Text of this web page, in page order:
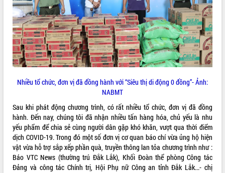
Hội nghị triển khai kết nối mạng
truyền số liệu chuyên dùng phục vụ cơ
quan Đảng, Nhà nước
Lễ phát động chuỗi hoạt động chung
tay làm sạch môi trường
Xã Ea Kar bước chuyển mình trong
mới
năm 2026
Hội thảo khoa học “Giải pháp thúc đẩy
phát triển nền kinh tế xanh tại tỉnh
Đắk Lắk”
Tăng cường giám sát, đôn đốc thực
hiện nhiệm vụ quản lý tài sản công
hàng tuần
Nhiều tổ chức, đơn vị đã đồng hành với “Siêu thị di động 0 đồng”- Ảnh:
NABMT
Sau khi phát động chương trình, có rất nhiều tổ chức, đơn vị đã đồng
hành. Đến nay, chúng tôi đã nhận nhiều tấn hàng hóa, chủ yếu là nhu
yếu phẩm để chia sẻ cùng người dân gặp khó khăn, vượt qua thời điểm
dịch COVID-19. Trong đó một số đơn vị cơ quan báo chí vừa ủng hộ hiện
vật vừa hỗ trợ sắp xếp phần quà, truyền thông lan tỏa chương trình như :
Báo VTC News (thường trú Đắk Lắk), Khối Đoàn thể phòng Công tác
Đảng và công tác Chính trị, Hội Phụ nữ Công an tỉnh Đắk Lắk...- chị